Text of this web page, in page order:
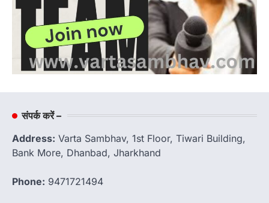
संपर्क करें –
Address: Varta Sambhav, 1st Floor, Tiwari Building,
Bank More, Dhanbad, Jharkhand
Phone: 9471721494